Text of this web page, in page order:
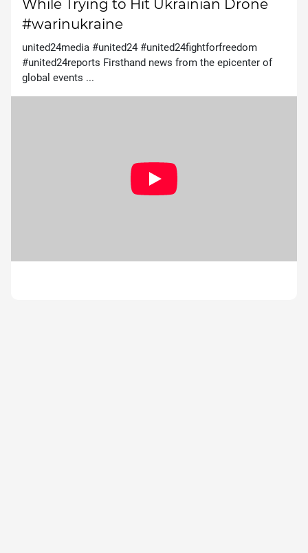
While Trying to Hit Ukrainian Drone
#warinukraine
united24media #united24 #united24fightforfreedom
#united24reports Firsthand news from the epicenter of
global events ...